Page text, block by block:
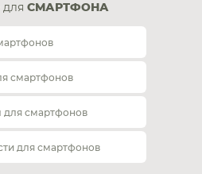
СМАРТФОНА
смартфонов
для смартфонов
для смартфонов